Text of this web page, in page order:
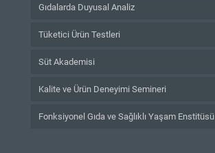
Gıdalarda Duyusal Analiz
Tüketici Ürün Testleri
Süt Akademisi
Kalite ve Ürün Deneyimi Semineri
Fonksiyonel Gıda ve Sağlıklı Yaşam Enstitüsü